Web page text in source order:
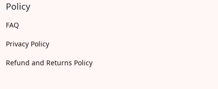
Policy
FAQ
Privacy Policy
Refund and Returns Policy